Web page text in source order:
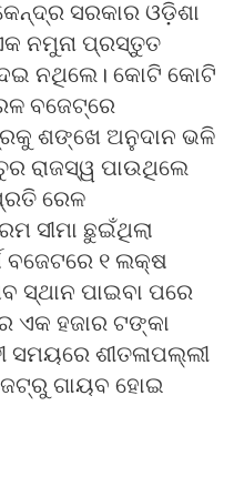
ସରକାର ଓଡ଼ିଶା
ନମୁନା ପ୍ରସ୍ତୁତ
ନଥିଲେ। କୋଟି କୋଟି
ବଜେଟ୍‌ରେ
ଶଙ୍ଖେ ଅନୁଦାନ ଭଳି
ରାଜସ୍ୱ ପାଉଥିଲେ
ରେଳ
ସୀମା ଛୁଇଁଥିଲା
ବଜେଟରେ ୧ ଲକ୍ଷ
ସ୍ଥାନ ପାଇବା ପରେ
ଏକ ହଜାର ଟଙ୍କା
ସମୟରେ ଶୀତଳାପଲ୍ଲୀ
ଗାୟବ ହୋଇ